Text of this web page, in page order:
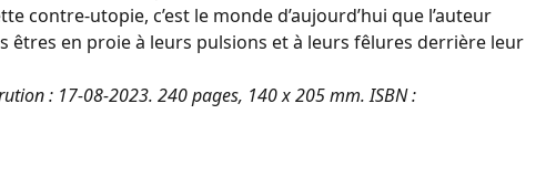
contre-utopie, c’est le monde d’aujourd’hui que l’auteur
êtres en proie à leurs pulsions et à leurs fêlures derrière leur
: 17-08-2023. 240 pages, 140 x 205 mm. ISBN :